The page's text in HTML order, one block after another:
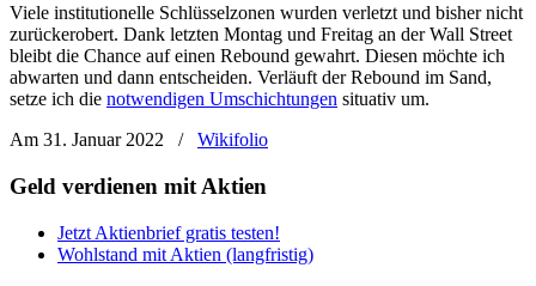
Viele institutionelle Schlüsselzonen wurden verletzt und bisher nicht
zurückerobert. Dank letzten Montag und Freitag an der Wall Street
bleibt die Chance auf einen Rebound gewahrt. Diesen möchte ich
abwarten und dann entscheiden. Verläuft der Rebound im Sand,
setze ich die notwendigen Umschichtungen situativ um.
Am 31. Januar 2022
/ Wikifolio
Geld verdienen mit Aktien
Jetzt Aktienbrief gratis testen!
Wohlstand mit Aktien (langfristig)